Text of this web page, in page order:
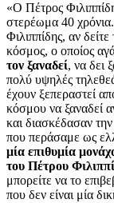
«Ο Πέτρος
στερέωμα 40
Φιλιππίδης, αν
κόσμος, ο οποίος
τον ξαναδεί, να δει
πολύ υψηλές
έχουν ξεπεραστεί
κόσμου να ξαναδεί
και διασκέδασαν
που περάσαμε ως
μία επιθυμία
του Πέτρου
μπορείτε να το
που δεν είναι μία